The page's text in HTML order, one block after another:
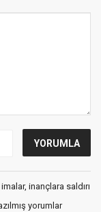
inançlara saldırı
yorumlar